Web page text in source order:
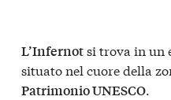
L’Infernotsi trova in un
situato nel cuore della
Patrimonio UNESCO.